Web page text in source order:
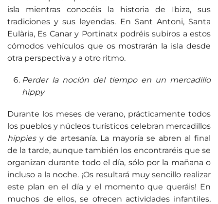
isla mientras conocéis la historia de Ibiza, sus
tradiciones y sus leyendas. En Sant Antoni, Santa
Eulària, Es Canar y Portinatx podréis subiros a estos
cómodos vehículos que os mostrarán la isla desde
otra perspectiva y a otro ritmo.
Perder la noción del tiempo en un mercadillo
hippy
Durante los meses de verano, prácticamente todos
los pueblos y núcleos turísticos celebran mercadillos
hippiesy de artesanía. La mayoría se abren al final
de la tarde, aunque también los encontraréis que se
organizan durante todo el día, sólo por la mañana o
incluso a la noche. ¡Os resultará muy sencillo realizar
este plan en el día y el momento que queráis! En
muchos de ellos, se ofrecen actividades infantiles,